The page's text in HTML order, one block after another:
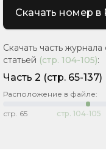
Скачать номер в
Скачать часть журнала
статьей (стр. 104-105):
Часть 2 (стр. 65-137)
Расположение в файле:
стр. 65 стр. 104-105